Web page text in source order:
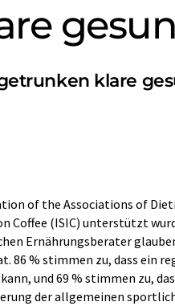
klare
of the Associations of
(ISIC) unterstützt
Ernährungsberater
86 % stimmen zu, dass ein
und 69 % stimmen zu,
der allgemeinen